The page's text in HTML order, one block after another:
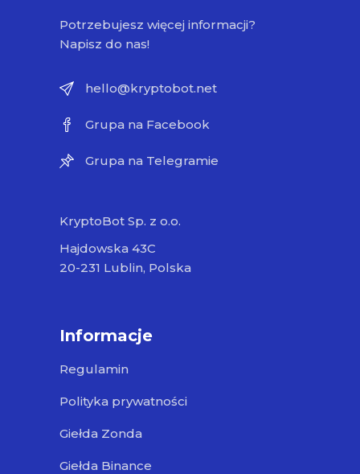
Potrzebujesz więcej informacji?
Napisz do nas!
hello@kryptobot.net
Grupa na Facebook
Grupa na Telegramie
KryptoBot Sp. z o.o.
Hajdowska 43C
20-231 Lublin, Polska
Informacje
Regulamin
Polityka prywatności
Giełda Zonda
Giełda Binance